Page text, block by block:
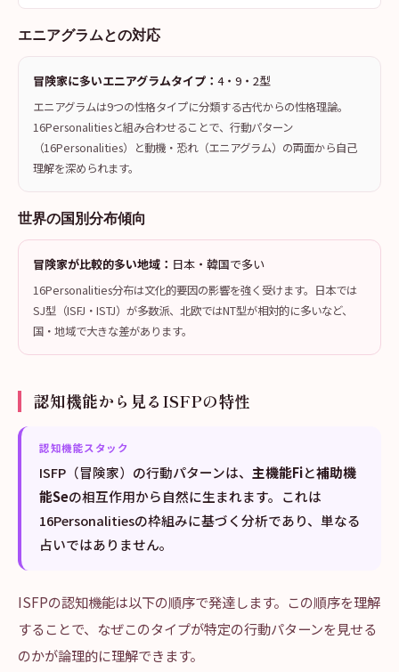
エニアグラムとの対応
冒険家に多いエニアグラムタイプ： 4・9・2型
エニアグラムは9つの性格タイプに分類する古代からの性格理論。
16Personalitiesと組み合わせることで、行動パターン
（16Personalities）と動機・恐れ（エニアグラム）の両面から自己
理解を深められます。
世界の国別分布傾向
冒険家が比較的多い地域： 日本・韓国で多い
16Personalities分布は文化的要因の影響を強く受けます。日本では
SJ型（ISFJ・ISTJ）が多数派、北欧ではNT型が相対的に多いなど、
国・地域で大きな差があります。
認知機能から見るISFPの特性
認知機能スタック
ISFP（冒険家）の行動パターンは、 主機能Fiと補助機
能Seの相互作用から自然に生まれます。これは
16Personalitiesの枠組みに基づく分析であり、単なる
占いではありません。
ISFPの認知機能は以下の順序で発達します。この順序を理解
することで、なぜこのタイプが特定の行動パターンを見せる
のかが論理的に理解できます。